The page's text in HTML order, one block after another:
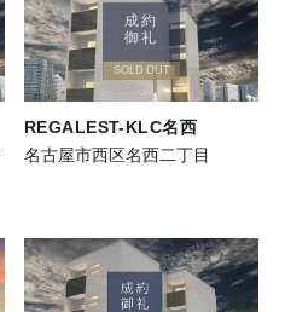
成約
御礼
SOLD OUT
REGALEST-KLC名西
名古屋市西区名西二丁目